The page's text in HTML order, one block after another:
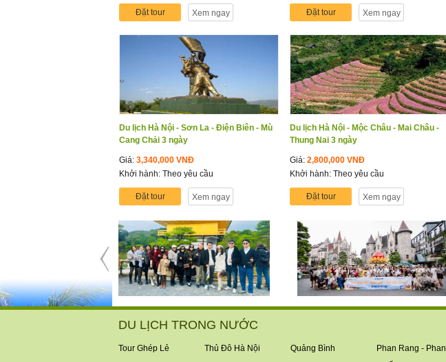
Đặt tour Xem ngay Đặt tour Xem ngay
Du lịch Hà Nội - Sơn La - Điện Biên - Mù
Cang Chải 3 ngày
Giá: 3,340,000 VNĐ
Khởi hành: Theo yêu cầu
Đặt tour Xem ngay
Du lịch Hà Nội - Mộc Châu - Mai Châu -
Thung Nai 3 ngày
Giá: 2,800,000 VNĐ
Khởi hành: Theo yêu cầu
Đặt tour Xem ngay
DU LỊCH TRONG NƯỚC
Tour Ghép Lẻ Thủ Đô Hà Nội Quảng Bình
Phan Rang - Phan